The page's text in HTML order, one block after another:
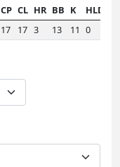
CP CL HR BB K HLD
17 17 3 13 11 0